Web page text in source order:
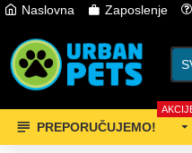
Naslovna Zaposlenje
PREPORUČUJEMO!